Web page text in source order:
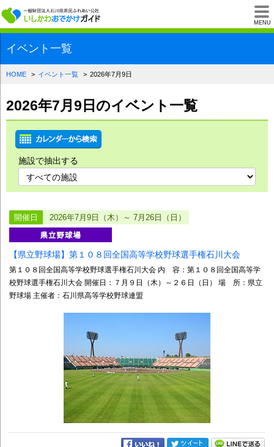
MENU
一般財団法人石川
イベント一覧
HOME イベント一覧 2026年7月9日
2026年7月9日のイベント一覧
施設で抽出する
開催日 2026年7月9日（木）～ 7月26日（日）
【県立野球場】第１０８回全国高等学校野球選手権石川大会
第１０８回全国高等学校野球選手権石川大会 内 容：第１０８回全国高等学
校野球選手権石川大会 開催日：７月９日（木）～２６日（日） 場 所：県立
野球場 主催者：石川県高等学校野球連盟